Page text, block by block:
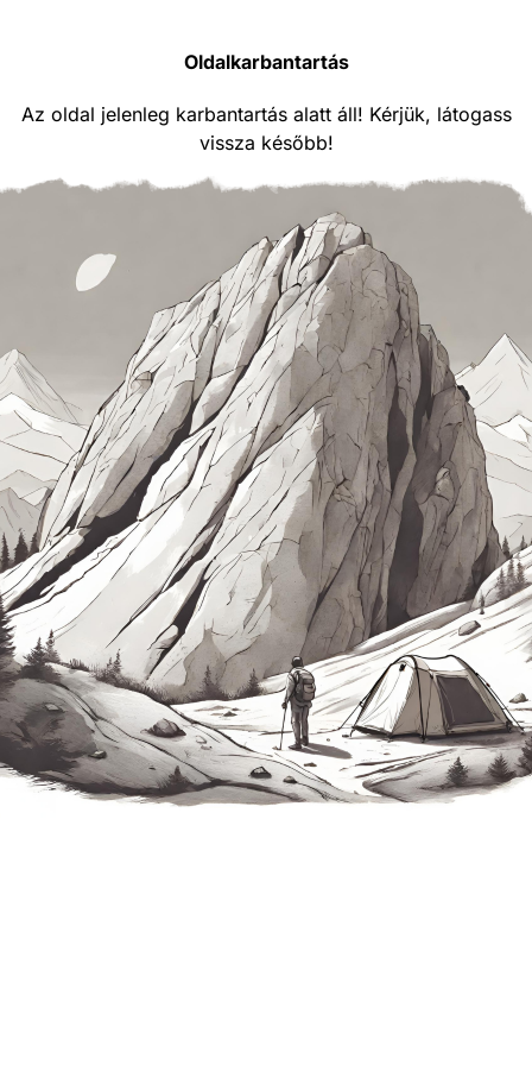
Oldalkarbantartás
Az oldal jelenleg karbantartás alatt áll! Kérjük, látogass
vissza később!